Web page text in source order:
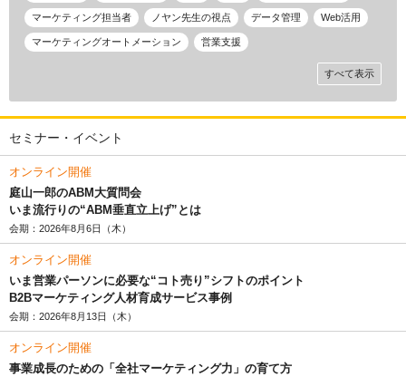
マーケティング担当者 ノヤン先生の視点 データ管理 Web活用
マーケティングオートメーション 営業支援
すべて表示
セミナー・イベント
オンライン開催
庭山一郎のABM大質問会
いま流行りの“ABM垂直立上げ”とは
会期：2026年8月6日（木）
オンライン開催
いま営業パーソンに必要な“コト売り”シフトのポイント
B2Bマーケティング人材育成サービス事例
会期：2026年8月13日（木）
オンライン開催
事業成長のための「全社マーケティング力」の育て方